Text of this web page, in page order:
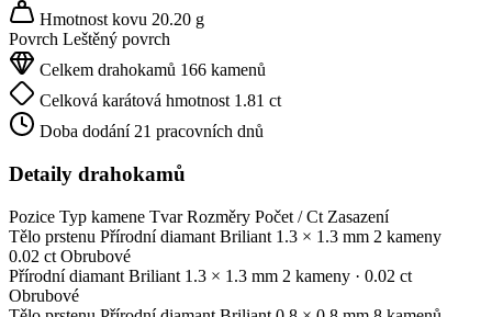
Hmotnost kovu 20.20 g
Povrch Leštěný povrch
Celkem drahokamů 166 kamenů
Celková karátová hmotnost 1.81 ct
Doba dodání 21 pracovních dnů
Detaily drahokamů
Pozice Typ kamene Tvar Rozměry Počet / Ct Zasazení
Tělo prstenu Přírodní diamant Briliant 1.3 × 1.3 mm 2 kameny
0.02 ct Obrubové
Přírodní diamant Briliant 1.3 × 1.3 mm 2 kameny · 0.02 ct
Obrubové